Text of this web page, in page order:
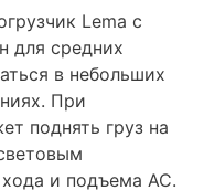
Lema с
для средних
в небольших
При
поднять груз на
и подъема АС.